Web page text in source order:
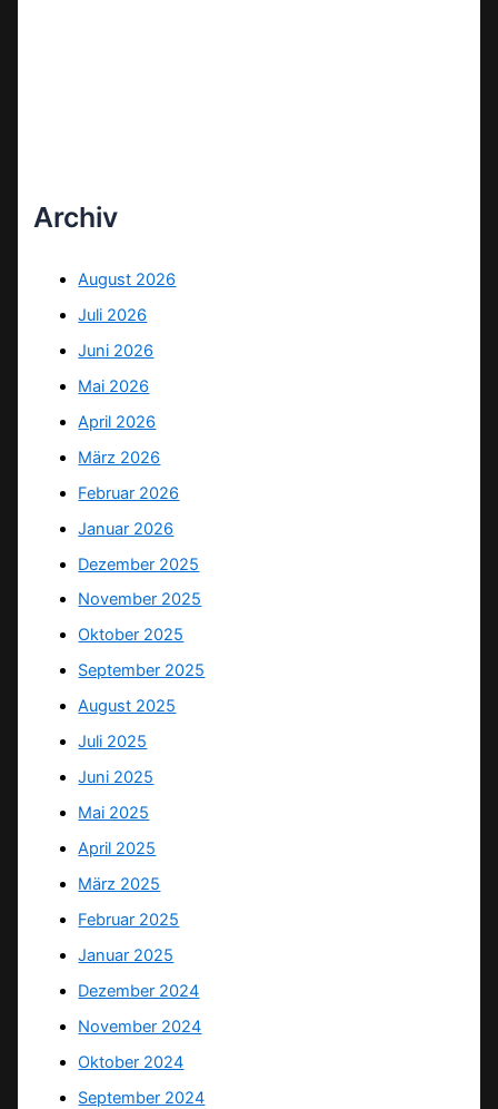
Archiv
August 2026
Juli 2026
Juni 2026
Mai 2026
April 2026
März 2026
Februar 2026
Januar 2026
Dezember 2025
November 2025
Oktober 2025
September 2025
August 2025
Juli 2025
Juni 2025
Mai 2025
April 2025
März 2025
Februar 2025
Januar 2025
Dezember 2024
November 2024
Oktober 2024
September 2024